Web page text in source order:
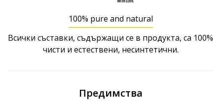
100% pure and natural
Всички съставки, съдържащи се в продукта, са 100%
чисти и естествени, несинтетични.
Предимства